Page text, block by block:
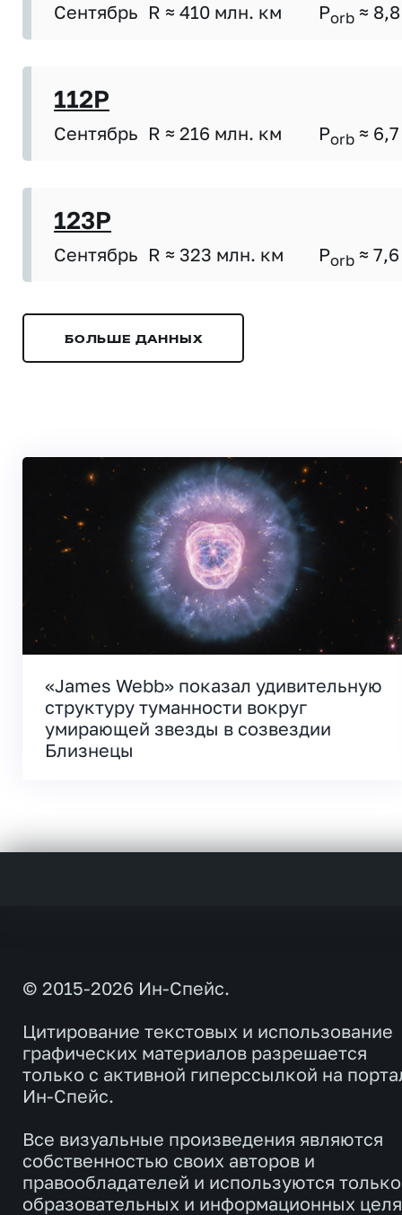
Сентябрь R ≈ 410 млн. км Porb ≈ 8,8
112P
Сентябрь R ≈ 216 млн. км Porb ≈ 6,7
123P
Сентябрь R ≈ 323 млн. км Porb ≈ 7,6
БОЛЬШЕ ДАННЫХ
«James Webb» показал удивительную
структуру туманности вокруг
умирающей звезды в созвездии
Близнецы
© 2015-2026 Ин-Спейс.
Цитирование текстовых и использование
графических материалов разрешается
только с активной гиперссылкой на
Ин-Спейс.
Все визуальные произведения являются
собственностью своих авторов и
правообладателей и используются
образовательных и информационных